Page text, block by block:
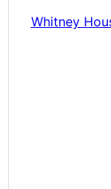
Whitney